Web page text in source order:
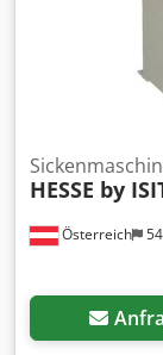
Österreich
HESSE by